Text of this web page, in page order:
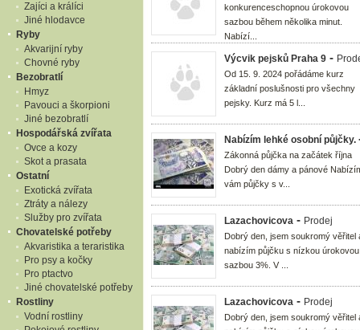
Zajíci a králíci
Jiné hlodavce
Ryby
Akvarijní ryby
Chovné ryby
Bezobratlí
Hmyz
Pavouci a škorpioni
Jiné bezobratlí
Hospodářská zvířata
Ovce a kozy
Skot a prasata
Ostatní
Exotická zvířata
Ztráty a nálezy
Služby pro zvířata
Chovatelské potřeby
Akvaristika a teraristika
Pro psy a kočky
Pro ptactvo
Jiné chovatelské potřeby
Rostliny
Vodní rostliny
konkurenceschopnou úrokovou
sazbou během několika minut.
Nabízí...
Výcvik pejsků Praha 9 -
Od 15. 9. 2024 pořádáme kurz
základní poslušnosti pro všechny
pejsky. Kurz má 5 l...
Nabízím lehké osobní půjčky.
Zákonná půjčka na začátek října
Dobrý den dámy a pánové
vám půjčky s v...
Lazachovicova - Prodej
Dobrý den, jsem soukromý věřitel
nabízím půjčku s nízkou úrokovou
sazbou 3%. V ...
Lazachovicova - Prodej
Dobrý den, jsem soukromý věřitel